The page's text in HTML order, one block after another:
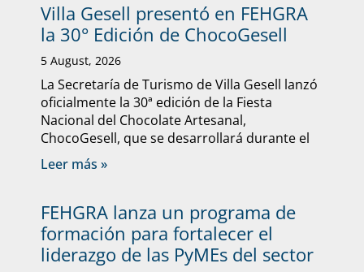
Villa Gesell presentó en FEHGRA
la 30° Edición de ChocoGesell
5 August, 2026
La Secretaría de Turismo de Villa Gesell lanzó
oficialmente la 30ª edición de la Fiesta
Nacional del Chocolate Artesanal,
ChocoGesell, que se desarrollará durante el
Leer más »
FEHGRA lanza un programa de
formación para fortalecer el
liderazgo de las PyMEs del sector